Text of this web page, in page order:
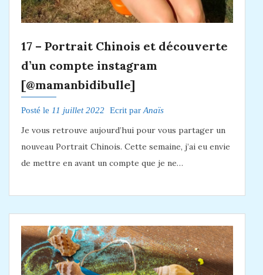
17 – Portrait Chinois et découverte
d’un compte instagram
[@mamanbidibulle]
Posté le 11 juillet 2022 Ecrit par Anaïs
Je vous retrouve aujourd’hui pour vous partager un
nouveau Portrait Chinois. Cette semaine, j’ai eu envie
de mettre en avant un compte que je ne…